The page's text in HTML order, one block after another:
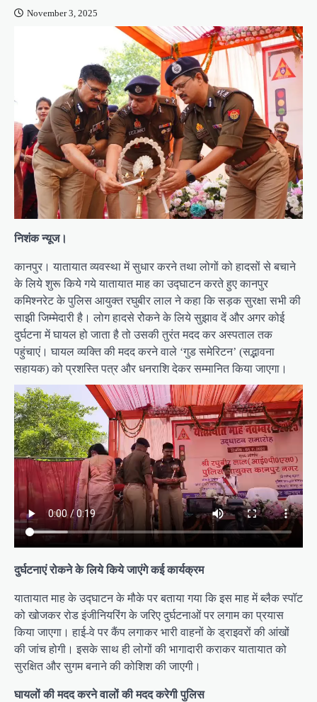
November 3, 2025
निशंक न्यूज।
कानपुर। यातायात व्यवस्था में सुधार करने तथा लोगों को हादसों से बचाने
के लिये शुरू किये गये यातायात माह का उद्घाटन करते हुए कानपुर
कमिश्नरेट के पुलिस आयुक्त रघुबीर लाल ने कहा कि सड़क सुरक्षा सभी की
साझी जिम्मेदारी है। लोग हादसे रोेकने के लिये सुझाव दें और अगर कोई
दुर्घटना में घायल हो जाता है तो उसकी तुरंत मदद कर अस्पताल तक
पहुंचाएं। घायल व्यक्ति की मदद करने वाले ‘गुड समेरिटन’ (सद्भावना
सहायक) को प्रशस्ति पत्र और धनराशि देकर सम्मानित किया जाएगा।
दुर्घटनाएं रोकने के लिये किये जाएंगे कई कार्यक्रम
यातायात माह के उद्घाटन के मौके पर बताया गया कि इस माह में ब्लैक स्पॉट
को खोजकर रोड इंजीनियरिंग के जरिए दुर्घटनाओं पर लगाम का प्रयास
किया जाएगा। हाई-वे पर कैंप लगाकर भारी वाहनों के ड्राइवरों की आंखों
की जांच होगी। इसके साथ ही लोगों की भागादारी कराकर यातायात को
सुरक्षित और सुगम बनाने की कोशिश की जाएगी।
घायलों की मदद करने वालों की मदद करेगी पुलिस